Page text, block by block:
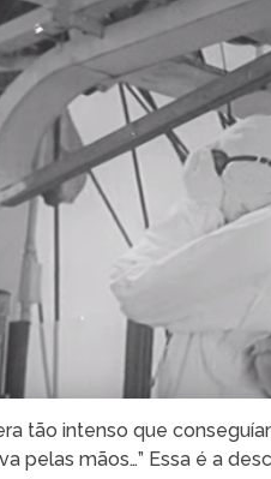
tão intenso que
pelas mãos…” Essa é a